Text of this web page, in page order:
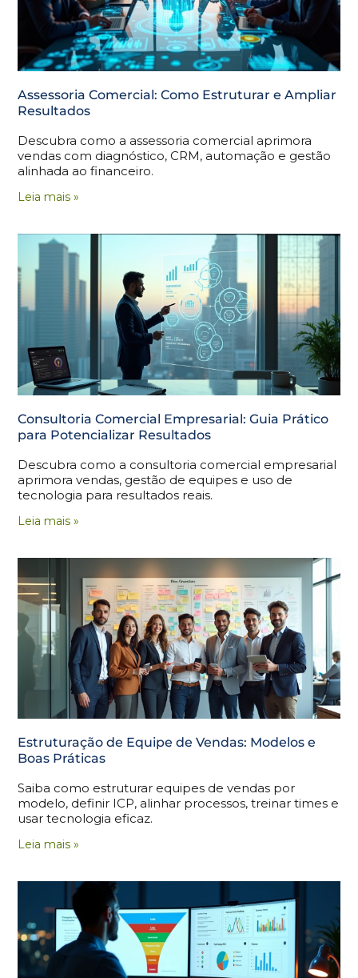
Assessoria Comercial: Como Estruturar e Ampliar
Resultados
Descubra como a assessoria comercial aprimora
vendas com diagnóstico, CRM, automação e gestão
alinhada ao financeiro.
Leia mais »
Consultoria Comercial Empresarial: Guia Prático
para Potencializar Resultados
Descubra como a consultoria comercial empresarial
aprimora vendas, gestão de equipes e uso de
tecnologia para resultados reais.
Leia mais »
Estruturação de Equipe de Vendas: Modelos e
Boas Práticas
Saiba como estruturar equipes de vendas por
modelo, definir ICP, alinhar processos, treinar times e
usar tecnologia eficaz.
Leia mais »